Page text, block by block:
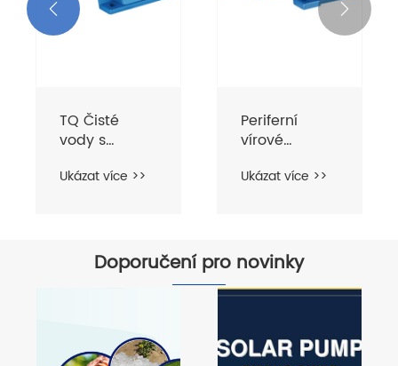
TQ Čisté
vody s
mosaznou
Ukázat více >>
Periferní
vírové
čistou vodu
Ukázat více >>
 
Doporučení pro novinky